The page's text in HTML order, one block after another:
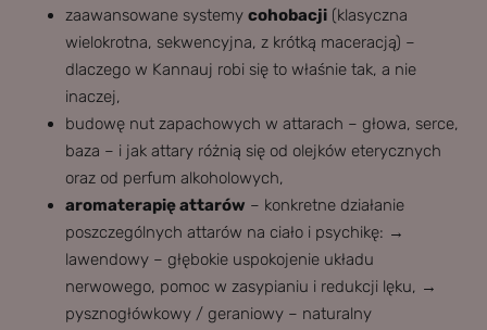
zaawansowane systemy cohobacji (klasyczna
wielokrotna, sekwencyjna, z krótką maceracją) –
dlaczego w Kannauj robi się to właśnie tak, a nie
inaczej,
budowę nut zapachowych w attarach – głowa, serce,
baza – i jak attary różnią się od olejków eterycznych
oraz od perfum alkoholowych,
aromaterapię attarów – konkretne działanie
poszczególnych attarów na ciało i psychikę: →
lawendowy – głębokie uspokojenie układu
nerwowego, pomoc w zasypianiu i redukcji lęku, →
pysznogłówkowy / geraniowy – naturalny